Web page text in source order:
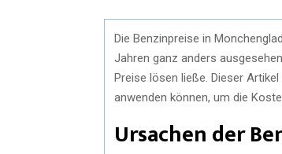
Die Benzinpreise in
Jahren ganz anders
Preise lösen ließe. Dieser
anwenden können, um die
Ursachen der